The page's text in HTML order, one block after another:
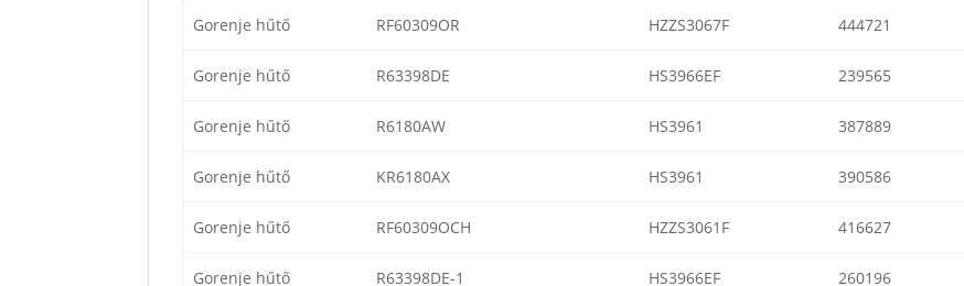
Gorenje hűtő RF60309OR HZZS3067F 444721
Gorenje hűtő R63398DE HS3966EF 239565
Gorenje hűtő R6180AW HS3961 387889
Gorenje hűtő KR6180AX HS3961 390586
Gorenje hűtő RF60309OCH HZZS3061F 416627
Gorenje hűtő R63398DE-1 HS3966EF 260196